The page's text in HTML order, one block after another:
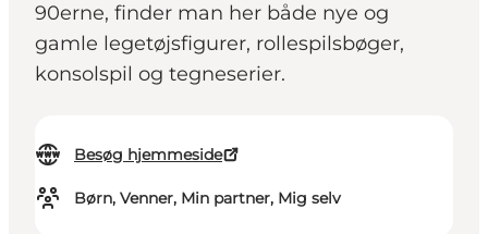
90erne, finder man her både nye og
gamle legetøjsfigurer, rollespilsbøger,
konsolspil og tegneserier.
Besøg hjemmeside
Børn, Venner, Min partner, Mig selv